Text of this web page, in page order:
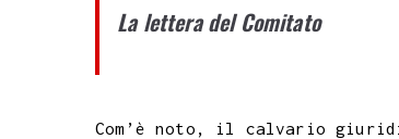
La lettera del Comitato
Com’è noto, il calvario